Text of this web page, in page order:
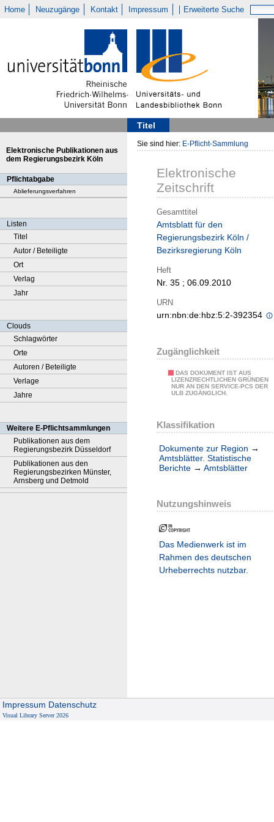
Home Neuzugänge Kontakt Impressum Erweiterte Suche
Titel
Elektronische Publikationen aus
dem Regierungsbezirk Köln
Pflichtabgabe
Ablieferungsverfahren
Listen
Titel
Autor / Beteiligte
Ort
Verlag
Jahr
Clouds
Schlagwörter
Orte
Autoren / Beteiligte
Verlage
Jahre
Weitere E-Pflichtsammlungen
Publikationen aus dem
Regierungsbezirk Düsseldorf
Publikationen aus den
Regierungsbezirken Münster,
Arnsberg und Detmold
Sie sind hier: E-Pflicht-Sammlung
Elektronische
Zeitschrift
Gesamttitel
Amtsblatt für den
Regierungsbezirk Köln /
Bezirksregierung Köln
Heft
Nr. 35 ; 06.09.2010
URN
urn:nbn:de:hbz:5:2-392354
Zugänglichkeit
DAS DOKUMENT IST AUS
LIZENZRECHTLICHEN GRÜNDEN
NUR AN DEN SERVICE-PCS DER
ULB ZUGÄNGLICH.
Klassifikation
Dokumente zur Region →
Amtsblätter. Statistische
Berichte → Amtsblätter
Nutzungshinweis
Das Medienwerk ist im
Rahmen des deutschen
Urheberrechts nutzbar.
Impressum Datenschutz
Visual Library Server 2026